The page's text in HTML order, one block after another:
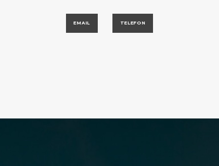
EMAIL TELEFON